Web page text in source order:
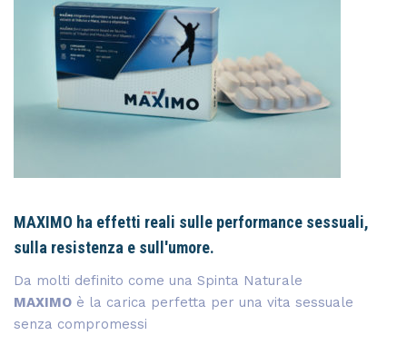
MAXIMO ha effetti reali sulle performance sessuali,
sulla resistenza e sull'umore.
Da molti definito come una Spinta Naturale
MAXIMO è la carica perfetta per una vita sessuale
senza compromessi